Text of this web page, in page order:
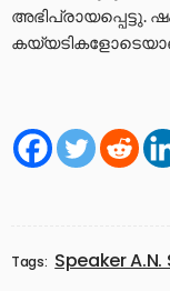
അഭിപ്രായപ്പെട്ടു.
Tags: Speaker